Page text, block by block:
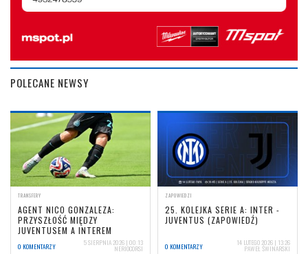
POLECANE NEWSY
TRANSFERY
AGENT NICO GONZALEZA:
PRZYSZŁOŚĆ MIĘDZY
JUVENTUSEM A INTEREM
0 KOMENTARZY 5 SIERPNIA 2026 | 00:13
NERIOCORSI
ZAPOWIEDZI
25. KOLEJKA SERIE A: INTER -
JUVENTUS (ZAPOWIEDŹ)
0 KOMENTARZY 14 LUTEGO 2026 | 13:26
PAWEŁ ŚWINARSKI